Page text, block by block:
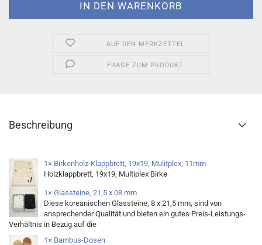
AUF DEN MERKZETTEL
FRAGE ZUM PRODUKT
Beschreibung
1× Birkenholz-Klappbrett, 19x19, Mulitplex, 11mm
Holzklappbrett, 19x19, Multiplex Birke
1× Glassteine, 21,5 x 08 mm
Diese koreanischen Glassteine, 8 x 21,5 mm, sind von
ansprechender Qualität und bieten ein gutes Preis-Leistungs-
Verhältnis in Bezug auf die
1× Bambus-Dosen